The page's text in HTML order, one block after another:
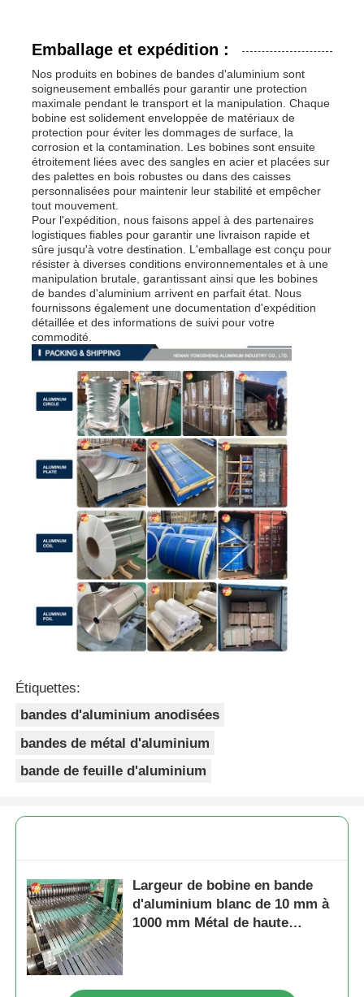
Emballage et expédition :
Nos produits en bobines de bandes d'aluminium sont
soigneusement emballés pour garantir une protection
maximale pendant le transport et la manipulation. Chaque
bobine est solidement enveloppée de matériaux de
protection pour éviter les dommages de surface, la
corrosion et la contamination. Les bobines sont ensuite
étroitement liées avec des sangles en acier et placées sur
des palettes en bois robustes ou dans des caisses
personnalisées pour maintenir leur stabilité et empêcher
tout mouvement.
Pour l'expédition, nous faisons appel à des partenaires
logistiques fiables pour garantir une livraison rapide et
sûre jusqu'à votre destination. L'emballage est conçu pour
résister à diverses conditions environnementales et à une
manipulation brutale, garantissant ainsi que les bobines
de bandes d'aluminium arrivent en parfait état. Nous
fournissons également une documentation d'expédition
détaillée et des informations de suivi pour votre
commodité.
Étiquettes:
bandes d'aluminium anodisées
bandes de métal d'aluminium
bande de feuille d'aluminium
Largeur de bobine en bande
d'aluminium blanc de 10 mm à
1000 mm Métal de haute